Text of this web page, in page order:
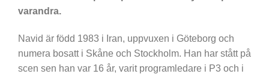
varandra.
Navid är född 1983 i Iran, uppvuxen i Göteborg och
numera bosatt i Skåne och Stockholm. Han har stått på
scen sen han var 16 år, varit programledare i P3 och i